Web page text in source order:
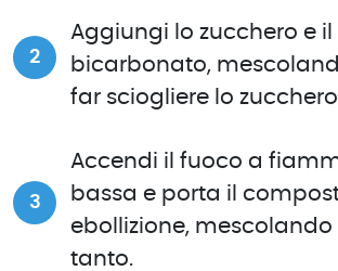
Aggiungi lo zucchero e il
bicarbonato,
far sciogliere lo
Accendi il fuoco a
bassa e porta il
ebollizione,
tanto.